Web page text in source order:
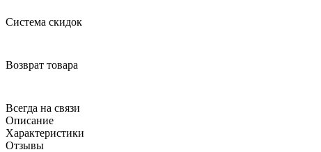
Система скидок
Возврат товара
Всегда на связи
Описание
Характеристики
Отзывы